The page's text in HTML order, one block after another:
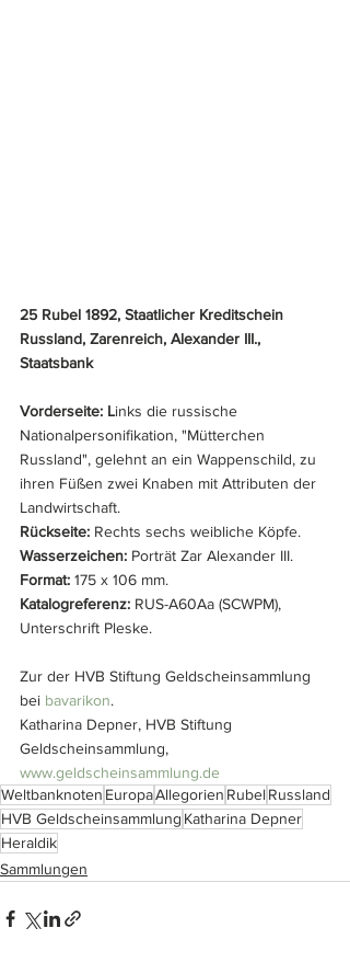
25 Rubel 1892, Staatlicher Kreditschein
Russland, Zarenreich, Alexander III.,
Staatsbank
Vorderseite: Links die russische
Nationalpersonifikation, "Mütterchen
Russland", gelehnt an ein Wappenschild, zu
ihren Füßen zwei Knaben mit Attributen der
Landwirtschaft.
Rückseite: Rechts sechs weibliche Köpfe.
Wasserzeichen: Porträt Zar Alexander III.
Format: 175 x 106 mm.
Katalogreferenz: RUS-A60Aa (SCWPM),
Unterschrift Pleske.
Zur der HVB Stiftung Geldscheinsammlung
bei bavarikon.
Katharina Depner, HVB Stiftung
Geldscheinsammlung,
www.geldscheinsammlung.de
Weltbanknoten EuropaAllegorien Rubel Russland
HVB Geldscheinsammlung Katharina Depner
Heraldik
Sammlungen